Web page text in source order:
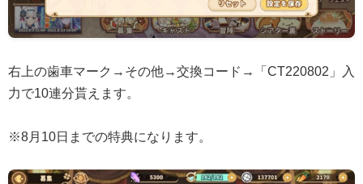
右上の歯車マーク→その他→交換コード→「CT220802」入
力で10連分貰えます。
※8月10日までの特典になります。